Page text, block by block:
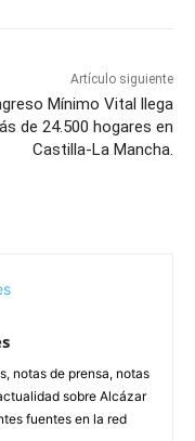
Artículo siguiente
Mínimo Vital llega
de 24.500 hogares en
Castilla-La Mancha.
notas de prensa, notas
sobre Alcázar
fuentes en la red